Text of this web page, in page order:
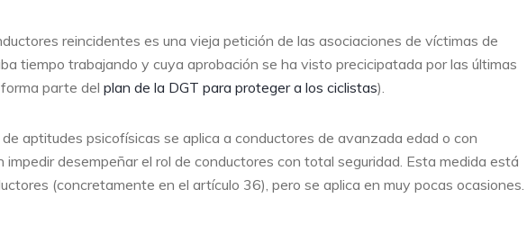
reincidentes es una vieja petición de las asociaciones de víctimas de
tiempo trabajando y cuya aprobación se ha visto precicipatada por las últimas
parte del plan de la DGT para proteger a los ciclistas).
aptitudes psicofísicas se aplica a conductores de avanzada edad o con
impedir desempeñar el rol de conductores con total seguridad. Esta medida está
(concretamente en el artículo 36), pero se aplica en muy pocas ocasiones.